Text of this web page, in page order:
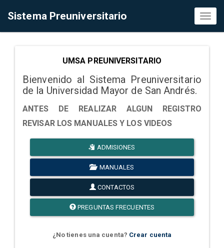
Sistema Preuniversitario
UMSA PREUNIVERSITARIO
Bienvenido al Sistema Preuniversitario
de la Universidad Mayor de San Andrés.
ANTES DE REALIZAR ALGUN REGISTRO
REVISAR LOS MANUALES Y LOS VIDEOS
ADMISIONES
MANUALES
CONTACTOS
PREGUNTAS FRECUENTES
¿No tienes una cuenta? Crear cuenta